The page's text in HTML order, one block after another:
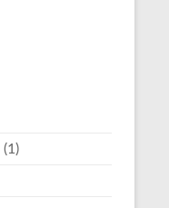
(1)